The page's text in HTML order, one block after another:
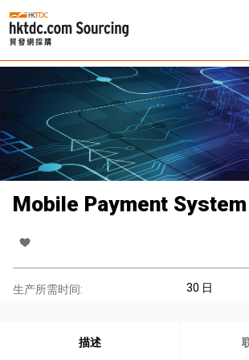
Mobile Payment System
生产所需时间: 30 日
描述